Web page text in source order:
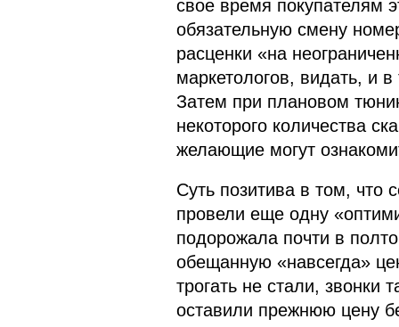
свое время покупателям
обязательную смену
расценки «на
маркетологов, видать, и
Затем при плановом
некоторого количества
желающие могут
Суть позитива в том, что
провели еще одну
подорожала почти в
обещанную «навсегда»
трогать не стали,
оставили прежнюю цену